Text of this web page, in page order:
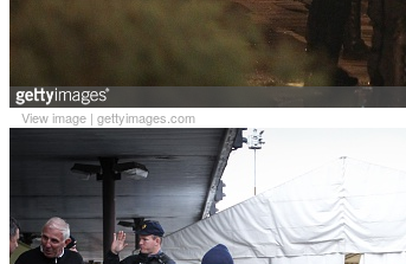
View image | gettyimages.com